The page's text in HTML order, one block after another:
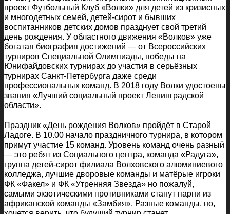
проект Футбольный Клуб «Волки» для детей из кризисных
и многодетных семей, детей-сирот и бывших
воспитанников детских домов празднует свой третий
день рождения. У областного движения «Волков» уже
богатая биография достижений — от Всероссийских
турниров Специальной Олимпиады, победы на
Юнифайдовских турнирах до участия в серьёзных
турнирах Санкт-Петербурга даже среди
профессиональных команд. В 2018 году Волки удостоены
звания «Лучший социальный проект Ленинградской
области».
Праздник «День рождения Волков» пройдёт в Старой
Ладоге. В 10.00 начало праздничного турнира, в котором
примут участие 15 команд. Уровень команд очень разный
— это ребят из Социального центра, команда «Радуга»,
группа детей-сирот филиала Волховского алюминиевого
колледжа, лучшие дворовые команды и матёрые игроки
ФК «Факел» и ФК «Утренняя Звезда» но пожалуй,
самыми экзотическими противниками станут парни из
африканской команды «Замбия». Разные команды, но,